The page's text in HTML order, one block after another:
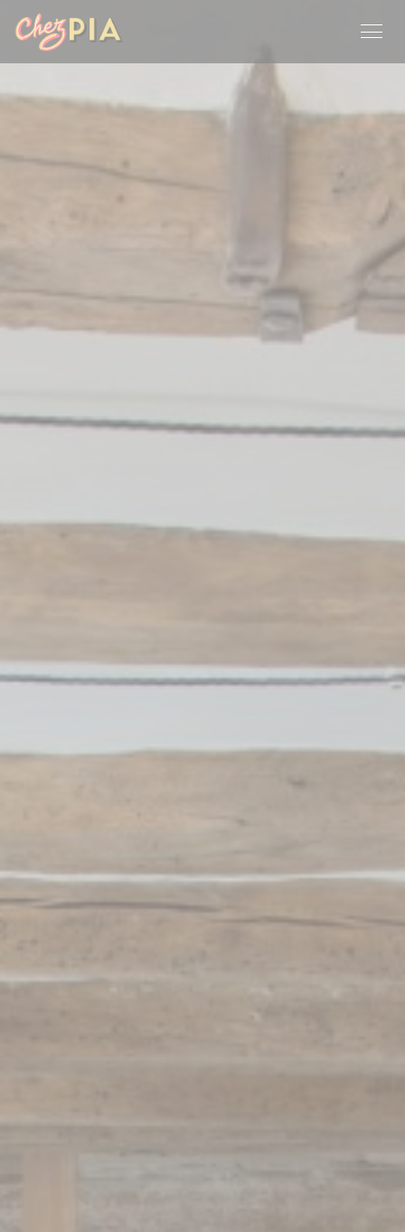
CCookie-styringspanel